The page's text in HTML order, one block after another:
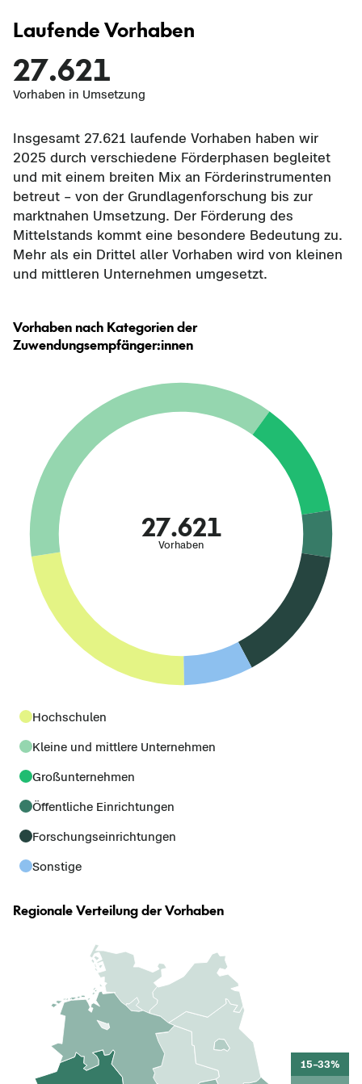
Laufende Vorhaben
Insgesamt 27.621 laufende Vorhaben haben wir
2025 durch verschiedene Förderphasen begleitet
und mit einem breiten Mix an Förderinstrumenten
betreut – von der Grundlagenforschung bis zur
marktnahen Umsetzung. Der Förderung des
Mittelstands kommt eine besondere Bedeutung zu.
Mehr als ein Drittel aller Vorhaben wird von kleinen
und mittleren Unternehmen umgesetzt.
27.621
Vorhaben in Umsetzung
Vorhaben nach Kategorien der
Zuwendungsempfänger:innen
27.621
Vorhaben
Hochschulen
Kleine und mittlere Unternehmen
Großunternehmen
Öffentliche Einrichtungen
Forschungseinrichtungen
Sonstige
Regionale Verteilung der Vorhaben
15–33%